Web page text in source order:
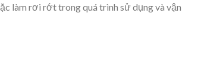
làm rơi rớt trong quá trình sử dụng và vận